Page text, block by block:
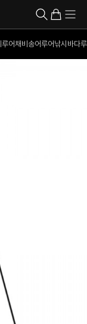
루어채비 송어루어낚시 바다